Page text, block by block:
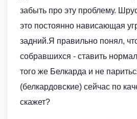
забыть про эту проблему.
это постоянно нависающая
задний.Я правильно понял,
собравшихся - ставить
того же Белкарда и не
(белкардовские) сейчас по
скажет?